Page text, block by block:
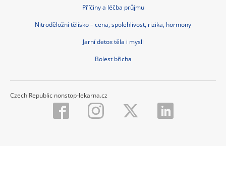
Příčiny a léčba průjmu
Nitroděložní tělísko – cena, spolehlivost, rizika, hormony
Jarní detox těla i mysli
Bolest břicha
Czech Republic nonstop-lekarna.cz